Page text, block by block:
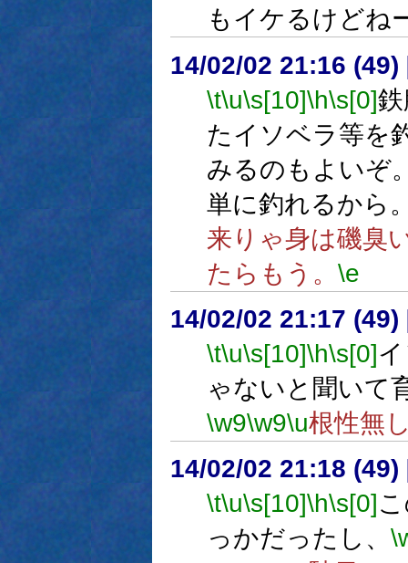
もイケるけどね
14/02/02 21:16 (49)
\t\u\s[10]\h\s[0]
たイソベラ等を
みるのもよいぞ
単に釣れるから
来りゃ身は磯臭
たらもう。 \e
14/02/02 21:17 (49)
\t\u\s[10]\h\s[0]
ゃないと聞いて
\w9\w9\u根性無
14/02/02 21:18 (49)
\t\u\s[10]\h\s[0]
っかだったし、